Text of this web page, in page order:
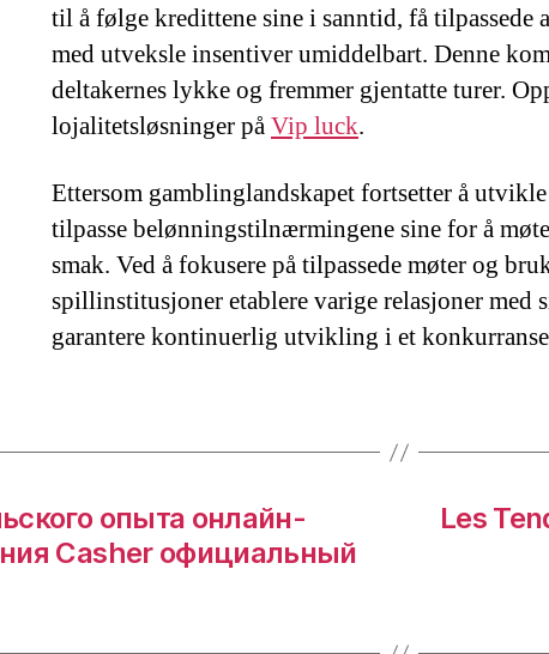
til å følge kredittene sine i sanntid, få tilpassede
med utveksle insentiver umiddelbart. Denne
deltakernes lykke og fremmer gjentatte turer.
lojalitetsløsninger påVip luck.
Ettersom gamblinglandskapet fortsetter å
tilpasse belønningstilnærmingene sine for å
smak. Ved å fokusere på tilpassede møter og
spillinstitusjoner etablere varige relasjoner med
garantere kontinuerlig utvikling i et
опыта онлайн-
Casher официальный
Les